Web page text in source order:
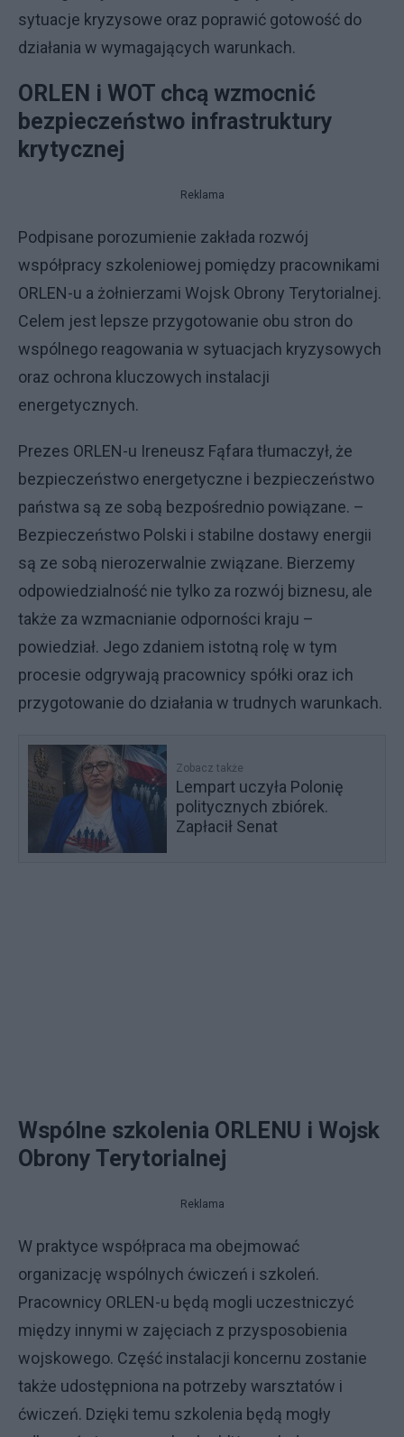
sytuacje kryzysowe oraz poprawić gotowość do
działania w wymagających warunkach.
ORLEN i WOT chcą wzmocnić
bezpieczeństwo infrastruktury
krytycznej
Reklama
Podpisane porozumienie zakłada rozwój
współpracy szkoleniowej pomiędzy pracownikami
ORLEN-u a żołnierzami Wojsk Obrony Terytorialnej.
Celem jest lepsze przygotowanie obu stron do
wspólnego reagowania w sytuacjach kryzysowych
oraz ochrona kluczowych instalacji
energetycznych.
Prezes ORLEN-u Ireneusz Fąfara tłumaczył, że
bezpieczeństwo energetyczne i bezpieczeństwo
państwa są ze sobą bezpośrednio powiązane. –
Bezpieczeństwo Polski i stabilne dostawy energii
są ze sobą nierozerwalnie związane. Bierzemy
odpowiedzialność nie tylko za rozwój biznesu, ale
także za wzmacnianie odporności kraju –
powiedział. Jego zdaniem istotną rolę w tym
procesie odgrywają pracownicy spółki oraz ich
przygotowanie do działania w trudnych warunkach.
Zobacz także
Lempart uczyła Polonię
politycznych zbiórek.
Zapłacił Senat
Wspólne szkolenia ORLENU i Wojsk
Obrony Terytorialnej
Reklama
W praktyce współpraca ma obejmować
organizację wspólnych ćwiczeń i szkoleń.
Pracownicy ORLEN-u będą mogli uczestniczyć
między innymi w zajęciach z przysposobienia
wojskowego. Część instalacji koncernu zostanie
także udostępniona na potrzeby warsztatów i
ćwiczeń. Dzięki temu szkolenia będą mogły